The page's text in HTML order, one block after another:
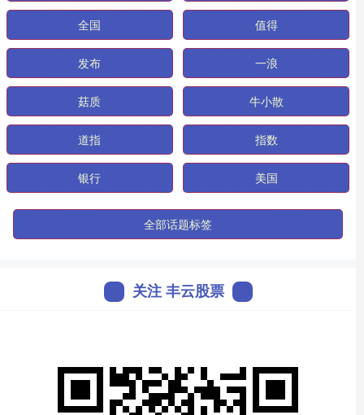
全国 值得
发布 一浪
菇质 牛小散
道指 指数
银行 美国
全部话题标签
关注 丰云股票